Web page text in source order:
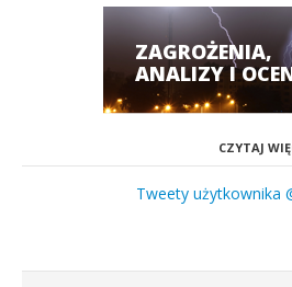
ZAGROŻENIA,
ANALIZY I
CZYTAJ
Tweety użytkownika